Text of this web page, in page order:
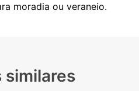
similares